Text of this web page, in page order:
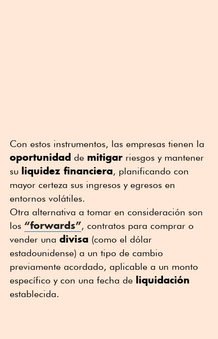
Con estos instrumentos, las empresas tienen la
oportunidad de mitigar riesgos y mantener
su liquidez financiera, planificando con
mayor certeza sus ingresos y egresos en
entornos volátiles.
Otra alternativa a tomar en consideración son
los “forwards”, contratos para comprar o
vender una divisa (como el dólar
estadounidense) a un tipo de cambio
previamente acordado, aplicable a un monto
específico y con una fecha de liquidación
establecida.